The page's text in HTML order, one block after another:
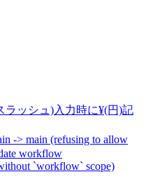
ラッシュ)入力時に¥(円)記
-> main (refusing to allow
workflow
`workflow` scope)